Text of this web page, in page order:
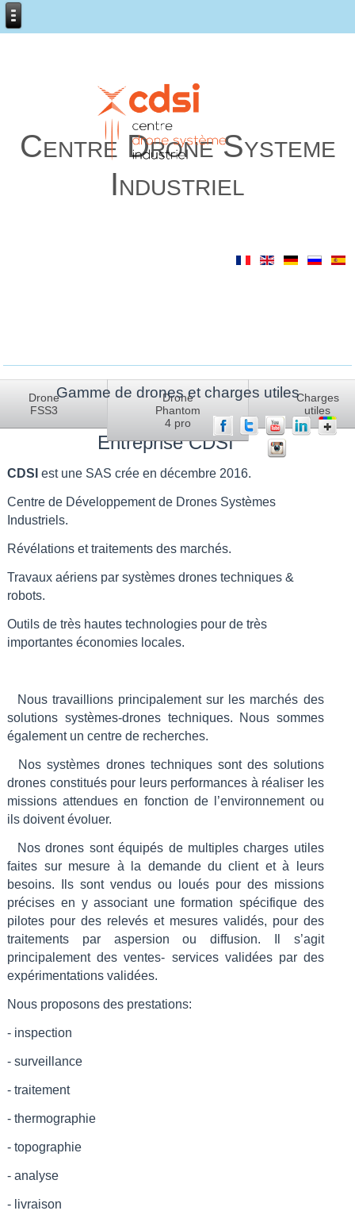
Centre Drone Systeme
Industriel
Drone
FSS3
Drone
Phantom
4 pro
Charges
utiles
Gamme de drones et charges utiles
La société
Entreprise CDSI
CDSI est une SAS crée en décembre 2016.
Centre de Développement de Drones Systèmes
Industriels.
Révélations et traitements des marchés.
Travaux aériens par systèmes drones techniques &
robots.
Outils de très hautes technologies pour de très
importantes économies locales.
Nous travaillions principalement sur les marchés des
solutions systèmes-drones techniques. Nous sommes
également un centre de recherches.
Nos systèmes drones techniques sont des solutions
drones constitués pour leurs performances à réaliser les
missions attendues en fonction de l’environnement ou
ils doivent évoluer.
Nos drones sont équipés de multiples charges utiles
faites sur mesure à la demande du client et à leurs
besoins. Ils sont vendus ou loués pour des missions
précises en y associant une formation spécifique des
pilotes pour des relevés et mesures validés, pour des
traitements par aspersion ou diffusion. Il s’agit
principalement des ventes- services validées par des
expérimentations validées.
Nous proposons des prestations:
- inspection
- surveillance
- traitement
- thermographie
- topographie
- analyse
- livraison